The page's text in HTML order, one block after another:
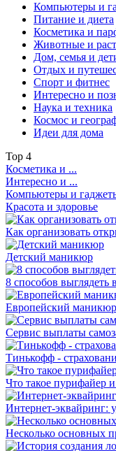
Компьютеры и
Питание и диета
Косметика и
Животные и
Дом, семья и
Отдых и
Спорт и фитнес
Интересно и
Наука и техника
Космос и
Идеи для дома
Top 4
Косметика и ...
Интересно и ...
Компьютеры и
Красота и здоровье
Как организовать
Детский маникюр
8 способов выглядеть
Европейский маникюр
Сервис выплаты
Тинькофф -
Что такое пурифайер
Интернет-эквайринг:
Несколько основных